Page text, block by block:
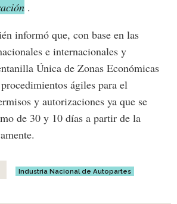
.
informó que, con base en las
e internacionales y
Única de Zonas Económicas
ágiles para el
y autorizaciones ya que se
de 30 y 10 días a partir de la
Industria Nacional de Autopartes